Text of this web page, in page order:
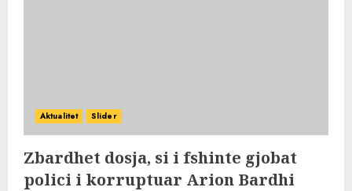
Aktualitet Slider
Zbardhet dosja, si i fshinte gjobat
polici i korruptuar Arion Bardhi